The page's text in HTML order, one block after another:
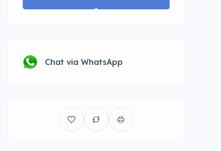
Chat via WhatsApp